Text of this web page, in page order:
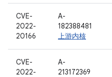
CVE-
2022-
20166
A-
182388481
上游内核
CVE-
2022-
A-
213172369